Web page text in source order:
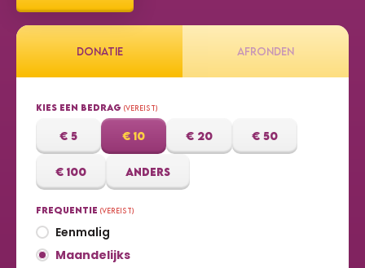
Donatie Afronden
Kies een bedrag (Vereist)
€ 5 € 10 € 20 € 50
€ 100 Anders
Frequentie (Vereist)
Eenmalig
Maandelijks